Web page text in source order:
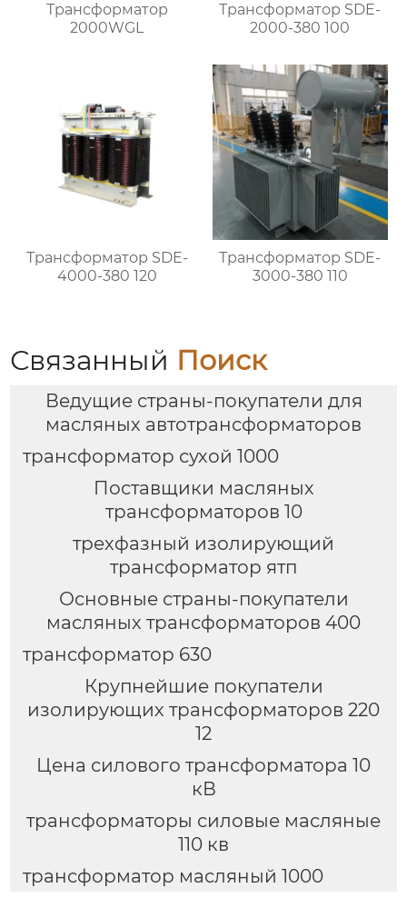
Трансформатор
2000WGL
Трансформатор SDE-
2000-380 100
Трансформатор SDE-
4000-380 120
Трансформатор SDE-
3000-380 110
Связанный Поиск
Ведущие страны-покупатели для
масляных автотрансформаторов
трансформатор сухой 1000
Поставщики масляных
трансформаторов 10
трехфазный изолирующий
трансформатор ятп
Основные страны-покупатели
масляных трансформаторов 400
трансформатор 630
Крупнейшие покупатели
изолирующих трансформаторов 220
12
Цена силового трансформатора 10
кВ
трансформаторы силовые масляные
110 кв
трансформатор масляный 1000